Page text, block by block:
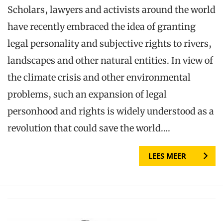
Scholars, lawyers and activists around the world
have recently embraced the idea of granting
legal personality and subjective rights to rivers,
landscapes and other natural entities. In view of
the climate crisis and other environmental
problems, such an expansion of legal
personhood and rights is widely understood as a
revolution that could save the world….
LEES MEER